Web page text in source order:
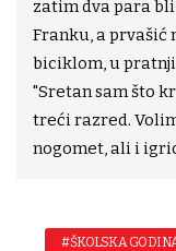
zatim dva para
Franku, a prvašić
biciklom, u
"Sretan sam što
treći razred.
nogomet, ali i
#ŠKOLSKA